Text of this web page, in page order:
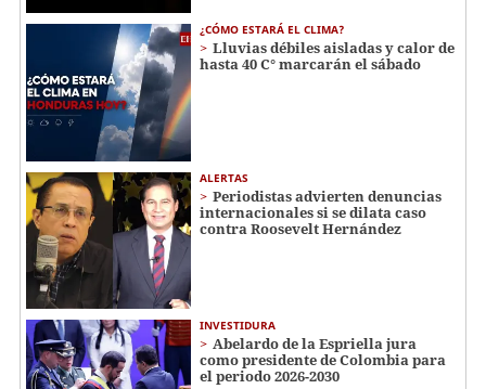
¿CÓMO ESTARÁ EL CLIMA?
Lluvias débiles aisladas y calor de
hasta 40 C° marcarán el sábado
ALERTAS
Periodistas advierten denuncias
internacionales si se dilata caso
contra Roosevelt Hernández
INVESTIDURA
Abelardo de la Espriella jura
como presidente de Colombia para
el periodo 2026-2030